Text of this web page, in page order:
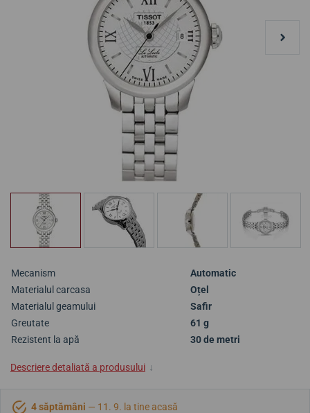
Mecanism
Automatic
Materialul carcasa
Oțel
Materialul geamului
Safir
Greutate
61 g
Rezistent la apă
30 de metri
Descriere detaliată a produsului ↓
4 săptămâni — 11. 9. la tine acasă